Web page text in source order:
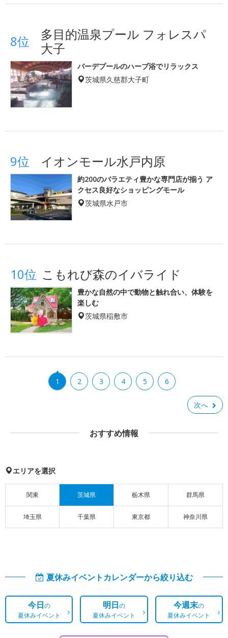
8位
多目的温泉プール フォレスパ
大子
バーデプールのハーブ浴でリラックス
茨城県久慈郡大子町
9位 イオンモール水戸内原
約200のバラエティ豊かな専門店が揃う ア
クセス良好なショッピングモール
茨城県水戸市
10位 こもれび森のイバライド
豊かな自然の中で動物と触れ合い、体験を
楽しむ
茨城県稲敷市
1 2 3 4 5 6
次へ
おすすめ情報
エリアを選択
関東 茨城県 栃木県 群馬県
埼玉県 千葉県 東京都 神奈川県
夏休みイベントカレンダーから絞り込む
今日の
夏休みイベント
明日の
夏休みイベント
今週末の
夏休みイベント